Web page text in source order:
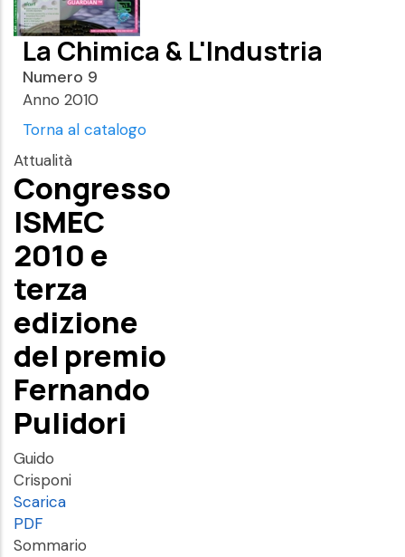
La Chimica & L'Industria
Numero 9
Anno 2010
Torna al catalogo
Attualità
Congresso
ISMEC
2010 e
terza
edizione
del premio
Fernando
Pulidori
Guido
Crisponi
Scarica
PDF
Sommario